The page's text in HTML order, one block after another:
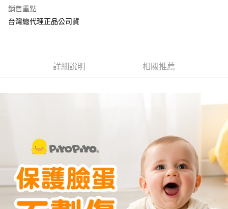
３．安心：先確認商品／服務後，再付款。
【「AFTEE先享後付」結帳流程】
ATM／網路銀行／等多元方式進行付款，方視為交易完成。
※ 交易是否成功請以「AFTEE先享後付 」之結帳頁面顯示為準，若有關於
【注意事項】
１．透過由恩沛科技股份有限公司提供之「AFTEE先享後付」服務完成之交
易，需依本服務之必要範圍內提供個人資料，並將交易相關給付款項請求債
權轉讓予恩沛科技股份有限公司。
２．關於個人資料處理事宜，請瀏覽以下網址：
https://aftee.tw/terms/#terms3
３．未成年的使用者請事先徵得法定代理人或監護人之同意方可使用
「AFTEE先享後付」，若未經同意申辦者引起之損失，本公司不負相關責
全家取貨付款
每筆NT$70，滿NT$600(含以上)免運費
銷售重點
台灣總代理正品公司貨
詳細說明 相關推薦